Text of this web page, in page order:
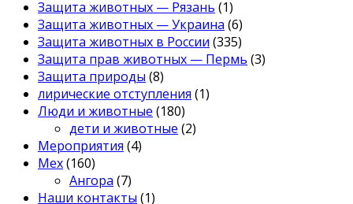
Защита животных — Рязань (1)
Защита животных — Украина (6)
Защита животных в России (335)
Защита прав животных — Пермь (3)
Защита природы (8)
лирические отступления (1)
Люди и животные (180)
дети и животные (2)
Мероприятия (4)
Мех(160)
Ангора (7)
Наши контакты (1)